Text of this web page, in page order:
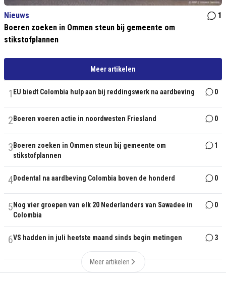
Nieuws
1
Boeren zoeken in Ommen steun bij gemeente om
stikstofplannen
Meer artikelen
1 EU biedt Colombia hulp aan bij reddingswerk na aardbeving 0
2 Boeren voeren actie in noordwesten Friesland 0
3 Boeren zoeken in Ommen steun bij gemeente om
stikstofplannen
1
4Dodental na aardbeving Colombia boven de honderd 0
5 Nog vier groepen van elk 20 Nederlanders van Sawadee in
Colombia
0
6VS hadden in juli heetste maand sinds begin metingen 3
Meer artikelen